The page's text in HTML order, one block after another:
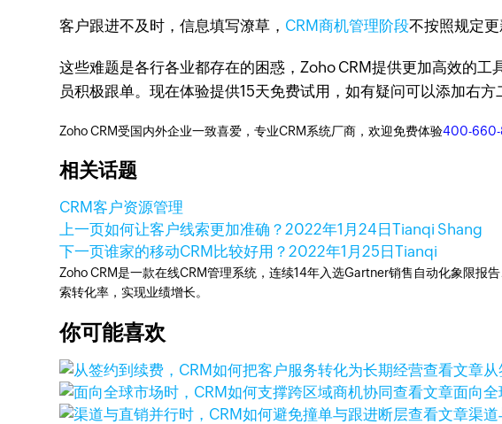
客户跟进不及时，信息填写潦草， CRM商机管理阶段不按照规定
这些难题是各行各业都存在的困惑，Zoho CRM提供更加高效的
员积极跟单。现在体验提供15天免费试用，如有疑问可以添加右方
Zoho CRM受国内外企业一致喜爱，专业CRM系统厂商，欢迎免费体验400-
相关话题
CRM客户资源管理
上一页如何让客户线索更加准确？2022年1月24日Tianqi Shang
下一页谁家的移动CRM比较好用？2022年1月25日Tianqi
Zoho CRM是一款在线CRM管理系统，连续14年入选Gartner销售自动化象限报
索转化率，实现业绩增长。
你可能喜欢
查看文章
查看文章面向全
查看文章渠道